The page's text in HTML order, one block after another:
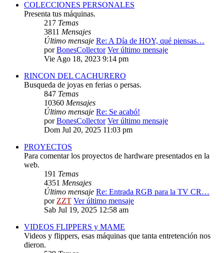
COLECCIONES PERSONALES
Presenta tus máquinas.
217 Temas
3811 Mensajes
Último mensaje Re: A Día de HOY, qué piensas…
porBonesCollector Ver último mensaje
Vie Ago 18, 2023 9:14 pm
RINCON DEL CACHURERO
Busqueda de joyas en ferias o persas.
847 Temas
10360 Mensajes
Último mensaje Re: Se acabó!
porBonesCollector Ver último mensaje
Dom Jul 20, 2025 11:03 pm
PROYECTOS
Para comentar los proyectos de hardware presentados en la
web.
191 Temas
4351 Mensajes
Último mensaje Re: Entrada RGB para la TV CR…
por ZZT Ver último mensaje
Sab Jul 19, 2025 12:58 am
VIDEOS FLIPPERS y MAME
Videos y flippers, esas máquinas que tanta entretención nos
dieron.